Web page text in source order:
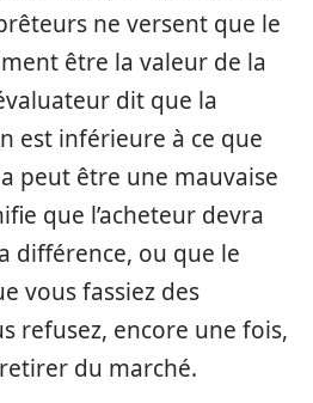
ne versent que le
être la valeur de la
dit que la
est inférieure à ce que
peut être une mauvaise
que l’acheteur devra
différence, ou que le
vous fassiez des
refusez, encore une fois,
du marché.